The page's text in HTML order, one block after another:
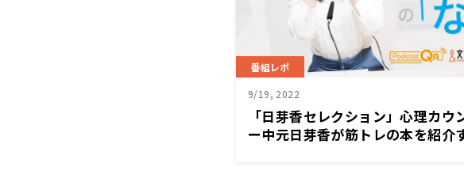
番組レポ
9/19, 2022
「日芽香セレクション」心理カウ
ー中元日芽香が筋トレの本を紹介